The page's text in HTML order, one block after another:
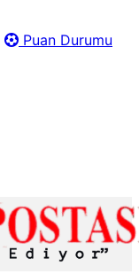
Puan Durumu